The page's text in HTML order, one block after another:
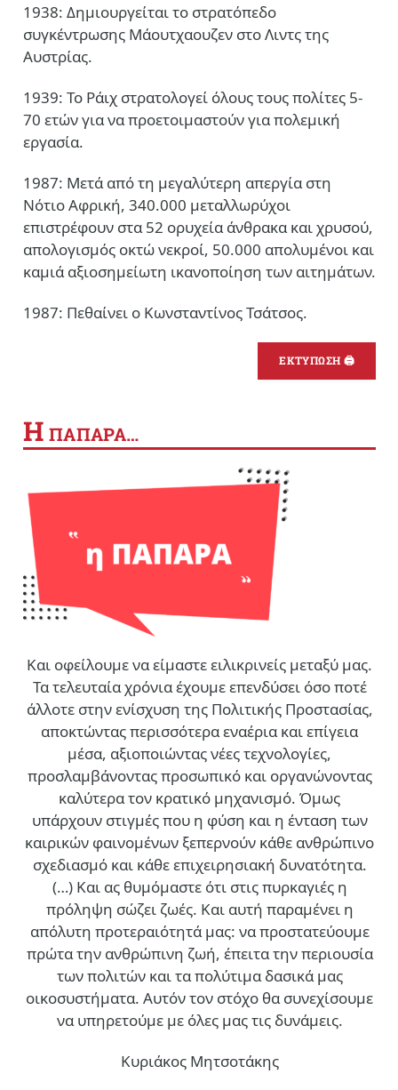
1938: Δημιουργείται το στρατόπεδο
συγκέντρωσης Μάουτχαουζεν στο Λιντς της
Αυστρίας.
1939: Το Ράιχ στρατολογεί όλους τους πολίτες 5-
70 ετών για να προετοιμαστούν για πολεμική
εργασία.
1987: Μετά από τη μεγαλύτερη απεργία στη
Νότιο Αφρική, 340.000 μεταλλωρύχοι
επιστρέφουν στα 52 ορυχεία άνθρακα και χρυσού,
απολογισμός οκτώ νεκροί, 50.000 απολυμένοι και
καμιά αξιοσημείωτη ικανοποίηση των αιτημάτων.
1987: Πεθαίνει ο Κωνσταντίνος Τσάτσος.
ΕΚΤΥΠΩΣΗ 🖨
Η ΠΑΠΑΡΑ…
Και οφείλουμε να είμαστε ειλικρινείς μεταξύ μας.
Τα τελευταία χρόνια έχουμε επενδύσει όσο ποτέ
άλλοτε στην ενίσχυση της Πολιτικής Προστασίας,
αποκτώντας περισσότερα εναέρια και επίγεια
μέσα, αξιοποιώντας νέες τεχνολογίες,
προσλαμβάνοντας προσωπικό και οργανώνοντας
καλύτερα τον κρατικό μηχανισμό. Όμως
υπάρχουν στιγμές που η φύση και η ένταση των
καιρικών φαινομένων ξεπερνούν κάθε ανθρώπινο
σχεδιασμό και κάθε επιχειρησιακή δυνατότητα.
(…) Και ας θυμόμαστε ότι στις πυρκαγιές η
πρόληψη σώζει ζωές. Και αυτή παραμένει η
απόλυτη προτεραιότητά μας: να προστατεύουμε
πρώτα την ανθρώπινη ζωή, έπειτα την περιουσία
των πολιτών και τα πολύτιμα δασικά μας
οικοσυστήματα. Αυτόν τον στόχο θα συνεχίσουμε
να υπηρετούμε με όλες μας τις δυνάμεις.
Κυριάκος Μητσοτάκης